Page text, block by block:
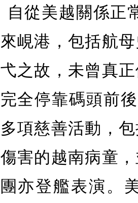
自從美越關係正
來峴港，包括航
弋之故，未曾真
完全停靠碼頭前
多項慈善活動，
傷害的越南病童
團亦登艦表演。